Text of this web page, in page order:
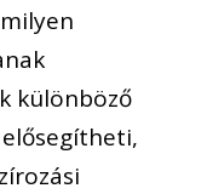
különböző